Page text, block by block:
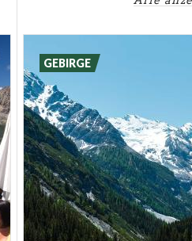
Ende machen ihr Übriges!
GEBIRGE